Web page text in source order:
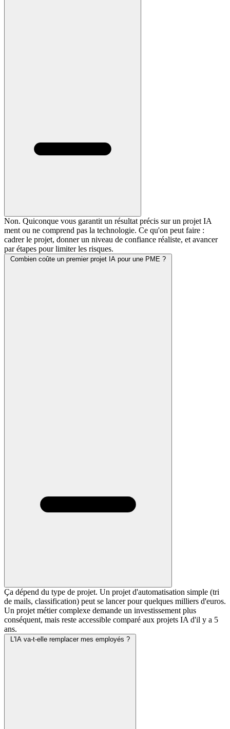
Non. Quiconque vous garantit un résultat précis sur un projet IA
ment ou ne comprend pas la technologie. Ce qu'on peut faire :
cadrer le projet, donner un niveau de confiance réaliste, et avancer
par étapes pour limiter les risques.
Combien coûte un premier projet IA pour une PME ?
Ça dépend du type de projet. Un projet d'automatisation simple (tri
de mails, classification) peut se lancer pour quelques milliers d'euros.
Un projet métier complexe demande un investissement plus
conséquent, mais reste accessible comparé aux projets IA d'il y a 5
ans.
L'IA va-t-elle remplacer mes employés ?